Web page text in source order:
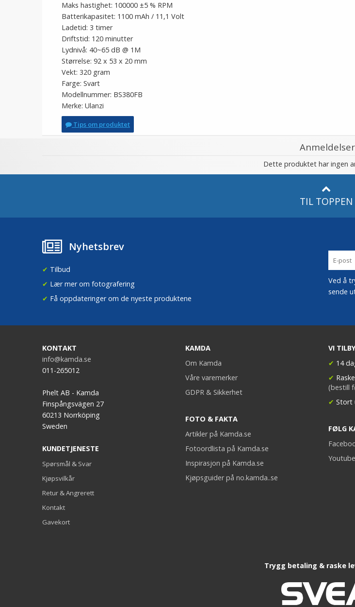
Maks hastighet: 100000 ±5 % RPM
Batterikapasitet: 1100 mAh / 11,1 Volt
Ladetid: 3 timer
Driftstid: 120 minutter
Lydnivå: 40~65 dB @ 1M
Størrelse: 92 x 53 x 20 mm
Vekt: 320 gram
Farge: Svart
Modellnummer: BS380FB
Merke: Ulanzi
Tips om produktet
Anmeldelser
Dette produktet har ingen
TIL TOPPEN
Nyhetsbrev
✔ Tilbud
✔ Lær mer om fotografering
✔ Få oppdateringer om de nyeste produktene
Ved å
sende
KONTAKT
info@kamda.se
011-265012
Phelt AB - Kamda
Finspångsvägen 27
60213 Norrköping
Sweden
KUNDETJENESTE
Spørsmål & Svar
Kjøpsvilkår
Retur & Angrerett
Kontakt
Gavekort
KAMDA
Om Kamda
Våre varemerker
GDPR & Sikkerhet
FOTO & FAKTA
Artikler på Kamda.se
Fotoordlista på Kamda.se
Inspirasjon på Kamda.se
Kjøpsguider på no.kamda..se
VI
✔ 14
✔
(bestill
✔ Stort
FØLG
Youtube
Trygg betaling & raske